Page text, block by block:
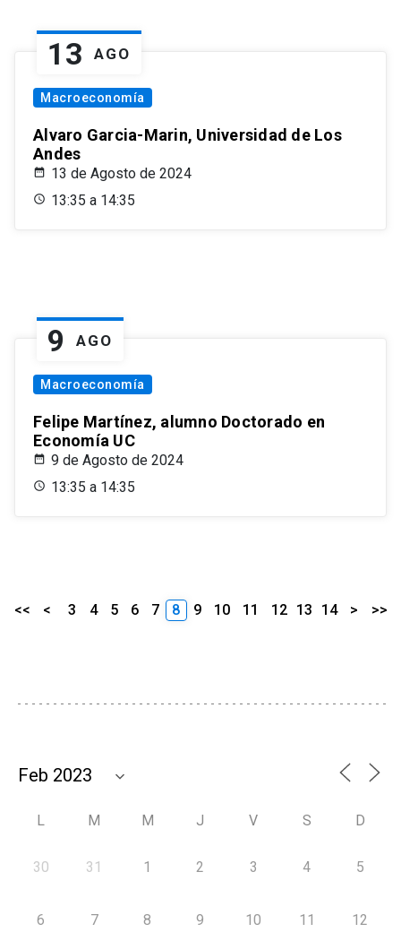
13 AGO
Macroeconomía
Alvaro Garcia-Marin, Universidad de Los
Andes
13 de Agosto de 2024
13:35 a 14:35
9 AGO
Macroeconomía
Felipe Martínez, alumno Doctorado en
Economía UC
9 de Agosto de 2024
13:35 a 14:35
<< < 3 4 5 6 7 8 9 10 11 12 13 14 > >>
L M M J V S D
30 31 1 2 3 4 5
6 7 8 9 10 11 12